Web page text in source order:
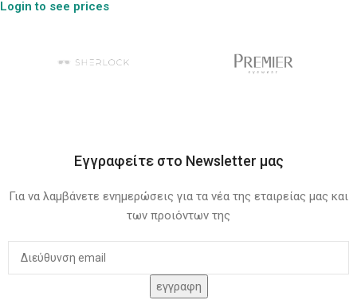
Login to see prices
Εγγραφείτε στο Newsletter μας
Για να λαμβάνετε ενημερώσεις για τα νέα της εταιρείας μας και
των προιόντων της